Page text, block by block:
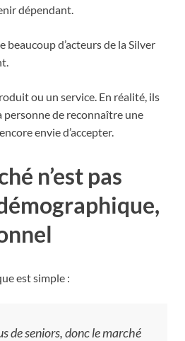
dépendant.
beaucoup d’acteurs de la Silver
ou un service. En réalité, ils
de reconnaître une
envie d’accepter.
n’est pas
est simple :
de seniors, donc le marché